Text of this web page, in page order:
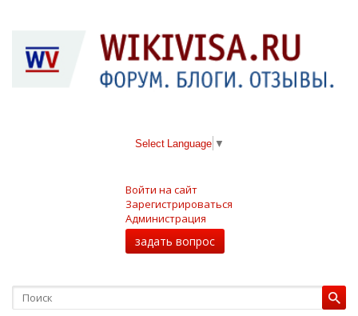
Select Language ▼
Войти на сайт
Зарегистрироваться
Администрация
задать вопрос